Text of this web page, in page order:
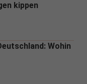
kippen
Wohin